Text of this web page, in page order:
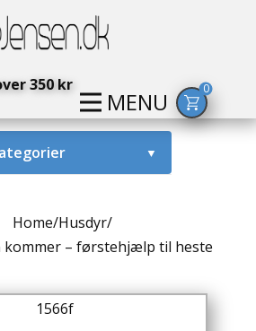
MENU
350 kr 0
▼
USA
Bøger
Home/Husdyr/
– førstehjælp til heste
1566f